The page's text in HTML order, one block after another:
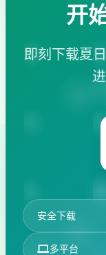
开
即刻下载夏
安全下载
多平台